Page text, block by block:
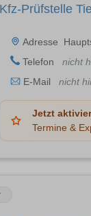
Kfz-Prüfstelle
Adresse
Telefon
nicht
E-Mail
nicht
Jetzt
Termine &